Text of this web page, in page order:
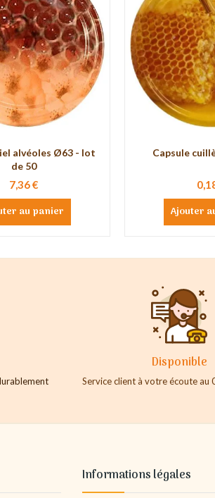
alvéoles Ø63 - lot
de 50
7,36 €
au panier
Capsule
Ajouter
Disponible
Service client à votre écoute au
Informations légales